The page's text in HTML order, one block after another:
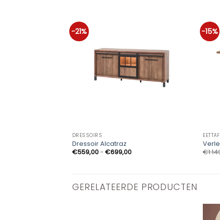
-21%
DRESSOIRS
Dressoir Alcatraz
€559,00- €699,00Prijsklasse:
€559,00
-15%
€
GERELATEERDE PRODUCTEN